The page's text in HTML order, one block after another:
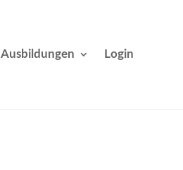
Ausbildungen Login